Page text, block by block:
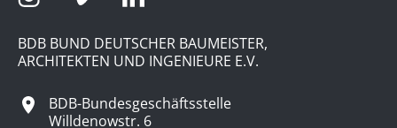
BDB BUND DEUTSCHER BAUMEISTER,
ARCHITEKTEN UND INGENIEURE E.V.
BDB-Bundesgeschäftsstelle
Willdenowstr. 6